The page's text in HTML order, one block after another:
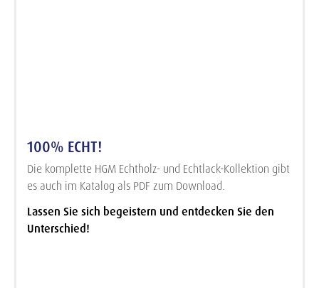
100% ECHT!
Die komplette HGM Echtholz- und Echtlack-Kollektion gibt
es auch im Katalog als PDF zum Download.
Lassen Sie sich begeistern und entdecken Sie den
Unterschied!